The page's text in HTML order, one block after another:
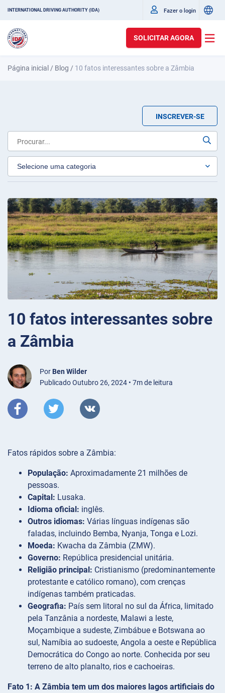
INTERNATIONAL DRIVING AUTHORITY (IDA) Fazer o login
SOLICITAR AGORA
Página inicial / Blog / 10 fatos interessantes sobre a Zâmbia
INSCREVER-SE
10 fatos interessantes sobre
a Zâmbia
Por Ben Wilder
Publicado Outubro 26, 2024 • 7m de leitura
Fatos rápidos sobre a Zâmbia:
População: Aproximadamente 21 milhões de
pessoas.
Capital: Lusaka.
Idioma oficial: inglês.
Outros idiomas: Várias línguas indígenas são
faladas, incluindo Bemba, Nyanja, Tonga e Lozi.
Moeda: Kwacha da Zâmbia (ZMW).
Governo: República presidencial unitária.
Religião principal: Cristianismo (predominantemente
protestante e católico romano), com crenças
indígenas também praticadas.
Geografia: País sem litoral no sul da África, limitado
pela Tanzânia a nordeste, Malawi a leste,
Moçambique a sudeste, Zimbábue e Botswana ao
sul, Namíbia ao sudoeste, Angola a oeste e República
Democrática do Congo ao norte. Conhecida por seu
terreno de alto planalto, rios e cachoeiras.
Fato 1: A Zâmbia tem um dos maiores lagos artificiais do